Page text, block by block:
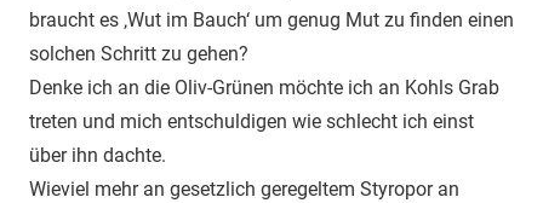
braucht es ‚Wut im Bauch‘ um genug Mut zu finden einen
solchen Schritt zu gehen?
Denke ich an die Oliv-Grünen möchte ich an Kohls Grab
treten und mich entschuldigen wie schlecht ich einst
über ihn dachte.
Wieviel mehr an gesetzlich geregeltem Styropor an